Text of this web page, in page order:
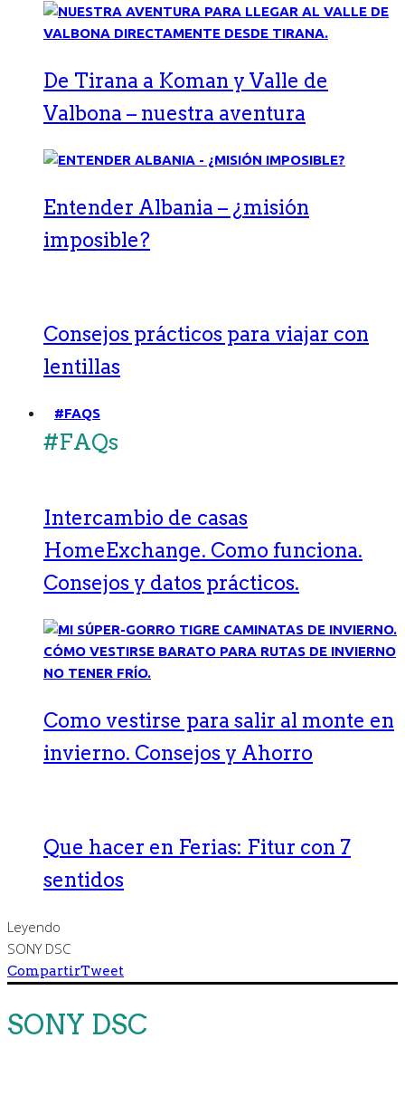
De Tirana a Koman y Valle de
Valbona – nuestra aventura
Entender Albania – ¿misión
imposible?
Consejos prácticos para viajar con
lentillas
#FAQS
#FAQs
Intercambio de casas
HomeExchange. Como funciona.
Consejos y datos prácticos.
Como vestirse para salir al monte en
invierno. Consejos y Ahorro
Que hacer en Ferias: Fitur con 7
sentidos
Leyendo
SONY DSC
CompartirTweet
SONY DSC